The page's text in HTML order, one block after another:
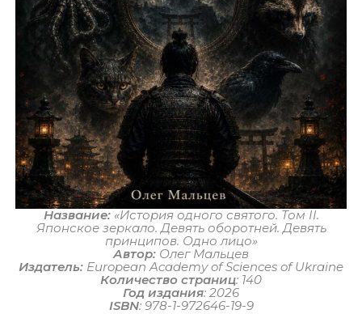
Название:«История одного святого. Том II.
Японское зеркало. Девять оборотней. Девять
принципов. Одно лицо»
Автор: Олег Мальцев
Издатель: European Academy of Sciences of Ukraine
Количество страниц: 140
Год издания: 2026
ISBN: 978-1-972646-19-9